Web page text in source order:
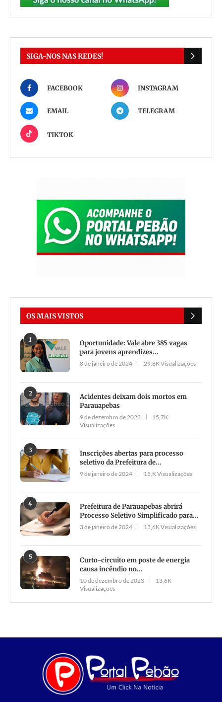
SIGA-NOS NAS REDES!
FACEBOOK INSTAGRAM
EMAIL TELEGRAM
TIKTOK
OS MAIS VISTOS
1
Oportunidade: Vale abre 385 vagas
para jovens aprendizes...
8 de janeiro de 2024 29,8K Visualizações
2
Acidentes deixam dois mortos em
Parauapebas
9 de dezembro de 2023
15,7K
Visualizações
3
Inscrições abertas para processo
seletivo da Prefeitura de...
9 de janeiro de 2024 15,K Visualizações
4
Prefeitura de Parauapebas abrirá
Processo Seletivo Simplificado para...
3 de janeiro de 2024 13,6K Visualizações
5
Curto-circuito em poste de energia
causa incêndio no...
10 de dezembro de 2023
13,6K
Visualizações